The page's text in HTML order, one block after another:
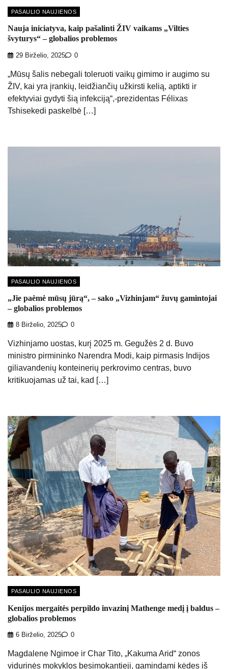
PASAULIO NAUJIENOS
Nauja iniciatyva, kaip pašalinti ŽIV vaikams „Vilties
švyturys“ – globalios problemos
29 Birželio, 2025 0
„Mūsų šalis nebegali toleruoti vaikų gimimo ir augimo su
ŽIV, kai yra įrankių, leidžiančių užkirsti kelią, aptikti ir
efektyviai gydyti šią infekciją“,-prezidentas Félixas
Tshisekedi paskelbė […]
PASAULIO NAUJIENOS
„Jie paėmė mūsų jūrą“, – sako „Vizhinjam“ žuvų gamintojai
– globalios problemos
8 Birželio, 2025 0
Vizhinjamo uostas, kurį 2025 m. Gegužės 2 d. Buvo
ministro pirmininko Narendra Modi, kaip pirmasis Indijos
giliavandenių konteinerių perkrovimo centras, buvo
kritikuojamas už tai, kad […]
PASAULIO NAUJIENOS
Kenijos mergaitės perpildo invazinį Mathenge medį į baldus –
globalios problemos
6 Birželio, 2025 0
Magdalene Ngimoe ir Char Tito, „Kakuma Arid“ zonos
vidurinės mokyklos besimokantieji, gamindami kėdes iš